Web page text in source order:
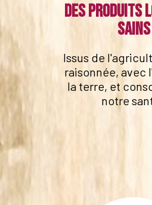
Des produits
sains
Issus de
raisonnée, avec
la terre, et
notre